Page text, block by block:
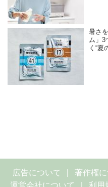
暑さ
ム」3
く“夏
広告について 著作権